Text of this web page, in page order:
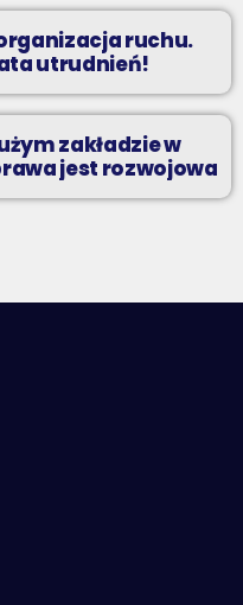
ruchu.
utrudnień!
zakładzie w
jest rozwojowa